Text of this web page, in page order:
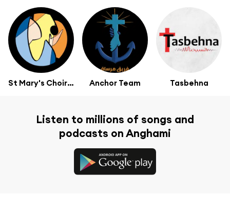
St Mary's Choir Ard El Golf Anchor Team Tasbehna
Listen to millions of songs and
podcasts on Anghami